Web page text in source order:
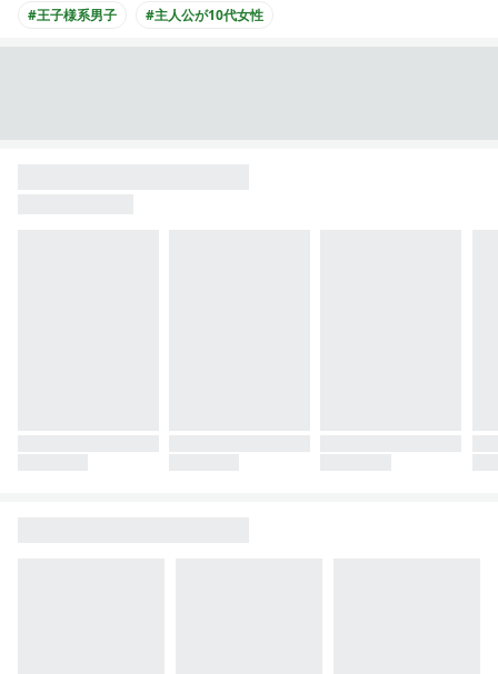
#王子様系男子
#主人公が10代女性